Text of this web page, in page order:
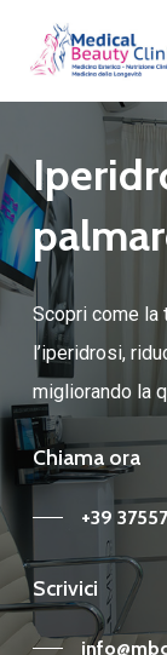
Scopri come la
l’iperidrosi,
migliorando la
Chiama ora
+39
Scrivici